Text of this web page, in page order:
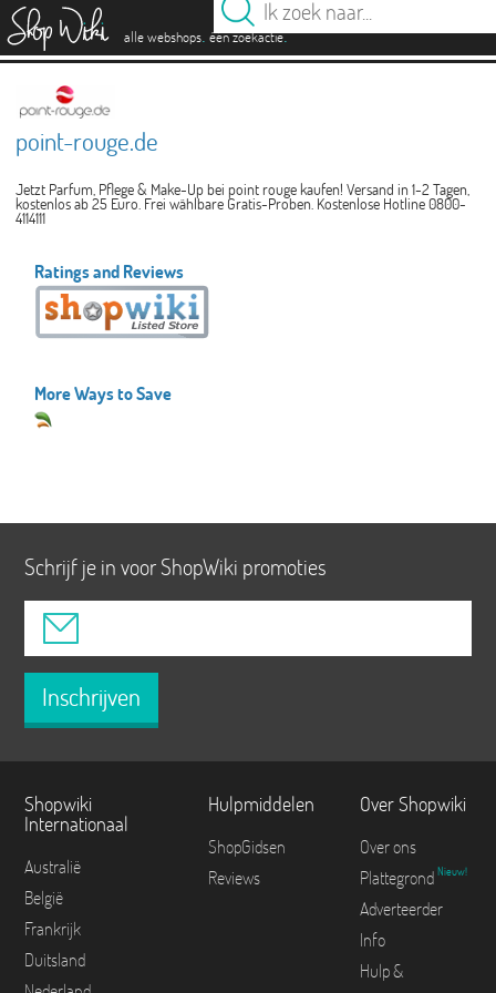
alle webshops. één zoekactie.
point-rouge.de
Jetzt Parfum, Pflege & Make-Up bei point rouge kaufen! Versand in 1-2 Tagen,
kostenlos ab 25 Euro. Frei wählbare Gratis-Proben. Kostenlose Hotline 0800-
4114111
Ratings and Reviews
More Ways to Save
Schrijf je in voor ShopWiki promoties
Inschrijven
Shopwiki
Internationaal
Australië
België
Frankrijk
Duitsland
Hulpmiddelen
ShopGidsen
Reviews
Over Shopwiki
Over ons
Plattegrond Nieuw!
Adverteerder
Info
Hulp &